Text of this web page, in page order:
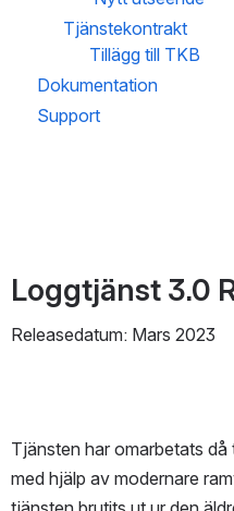
Tjänstekontrakt
Tillägg till TKB
Dokumentation
Support
Loggtjänst 3.0
Releasedatum: Mars 2023
Tjänsten har omarbetats
med hjälp av modernare